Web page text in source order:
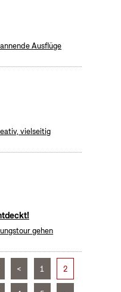
Ausflüge
vielseitig
gehen
< 1 2